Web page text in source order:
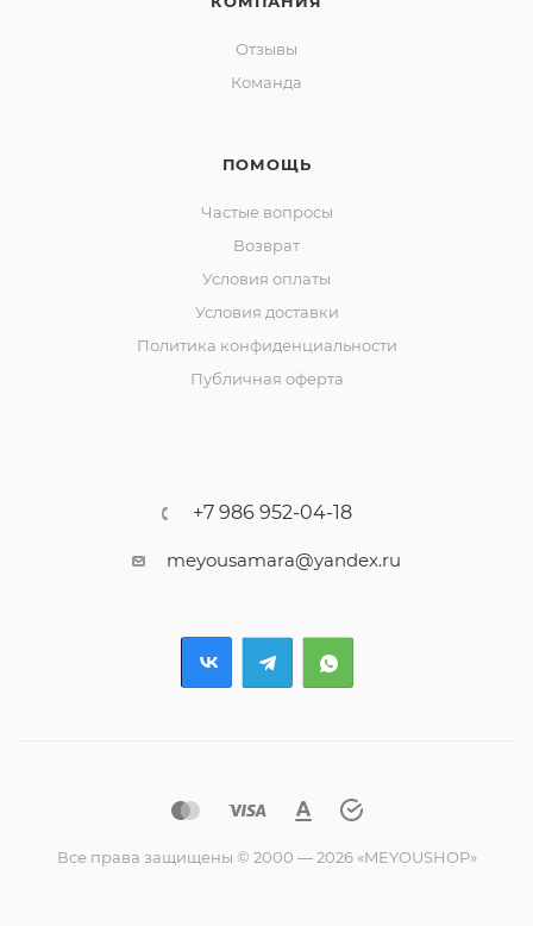
Отзывы
Команда
ПОМОЩЬ
Частые вопросы
Возврат
Условия оплаты
Условия доставки
Политика конфиденциальности
Публичная оферта
+7 986 952-04-18
meyousamara@yandex.ru
Все права защищены © 2000 — 2026 «MEYOUSHOP»